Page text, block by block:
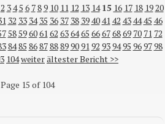
2 345 6 789 10 11 12 13 14 15 16 17 18 1920
32 33 34 35 36 37 38 39404142 434445 46
5859606162 636465 66676869 70 71 72
8485 86878889909192 939495 969798
104weiterältester Bericht >>
Page 15 of 104